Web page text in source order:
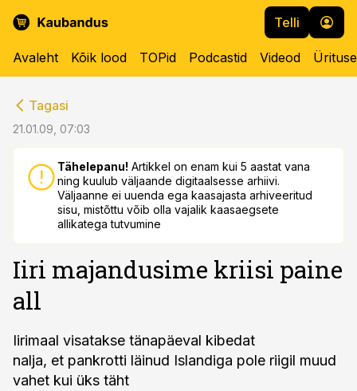
Telli
Avaleht Kõik lood TOPid Podcastid Videod
Tagasi
21.01.09, 07:03
Tähelepanu! Artikkel on enam kui 5 aastat vana
ning kuulub väljaande digitaalsesse arhiivi.
Väljaanne ei uuenda ega kaasajasta arhiveeritud
sisu, mistõttu võib olla vajalik kaasaegsete
allikatega tutvumine
Iiri majandusime kriisi paine
all
Iirimaal visatakse tänapäeval kibedat
nalja, et pankrotti läinud Islandiga pole riigil muud
vahet kui üks täht